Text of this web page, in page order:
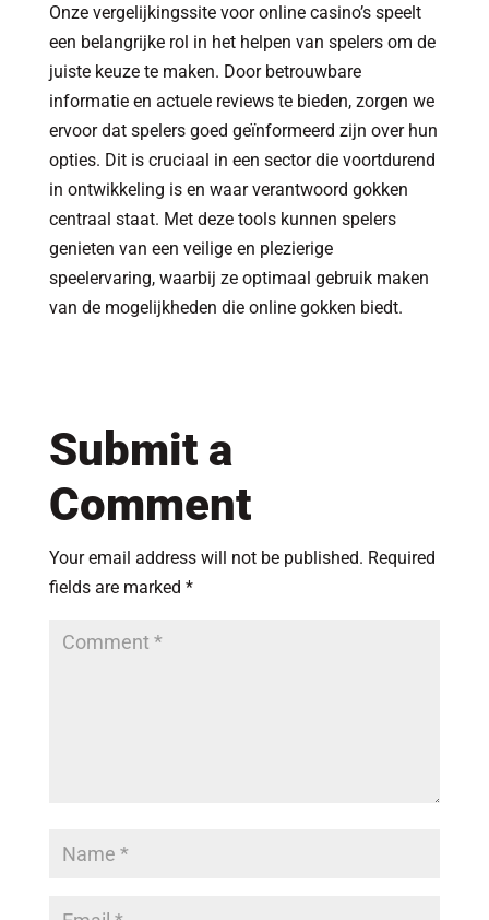
Onze vergelijkingssite voor online casino’s speelt
een belangrijke rol in het helpen van spelers om de
juiste keuze te maken. Door betrouwbare
informatie en actuele reviews te bieden, zorgen we
ervoor dat spelers goed geïnformeerd zijn over hun
opties. Dit is cruciaal in een sector die voortdurend
in ontwikkeling is en waar verantwoord gokken
centraal staat. Met deze tools kunnen spelers
genieten van een veilige en plezierige
speelervaring, waarbij ze optimaal gebruik maken
van de mogelijkheden die online gokken biedt.
Submit a
Comment
Your email address will not be published. Required
fields are marked *